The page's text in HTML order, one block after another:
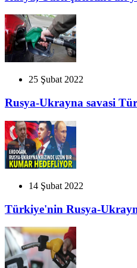
25 Şubat 2022
Rusya-Ukrayna savasi
14 Şubat 2022
Türkiye'nin Rusya-